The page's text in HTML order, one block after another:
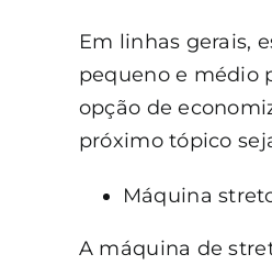
Em linhas gerais,
pequeno e médio
opção de
próximo tópico
Máquina
A máquina de